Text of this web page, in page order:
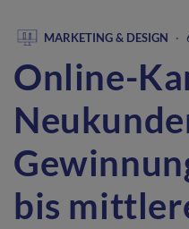
MARKETING & DESIGN ·
Online-
bis